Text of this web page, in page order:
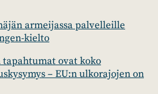
armeijassa palvelleille
kielto
tapahtumat ovat koko
– EU:n ulkorajojen on